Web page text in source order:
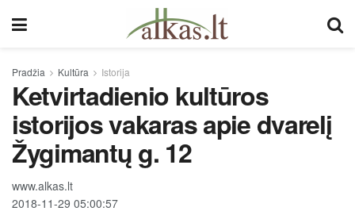
Pradžia Kultūra Istorija
Ketvirtadienio kultūros
istorijos vakaras apie dvarelį
Žygimantų g. 12
www.alkas.lt
2018-11-29 05:00:57